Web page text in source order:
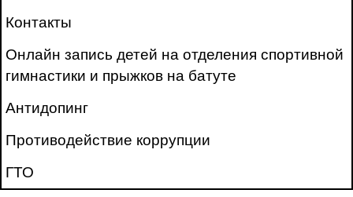
Контакты
Онлайн запись детей на отделения спортивной
гимнастики и прыжков на батуте
Антидопинг
Противодействие коррупции
ГТО